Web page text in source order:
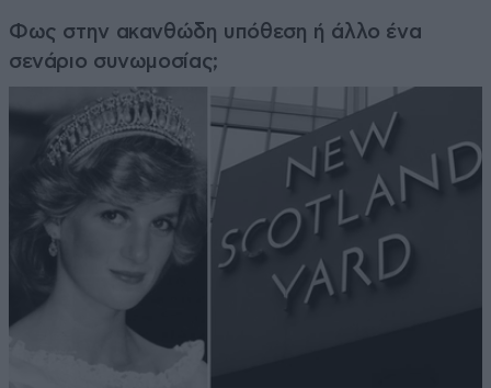
Φως στην ακανθώδη υπόθεση ή άλλο ένα
σενάριο συνωμοσίας;